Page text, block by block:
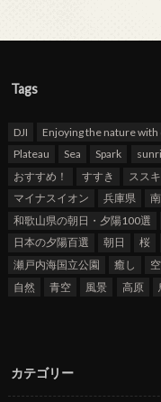
Tags
DJI Enjoying the nature with
Plateau
Sea Spark
おすすめ！
すすき ススキ
マイナスイオン
兵庫県
和歌山県の朝日・夕陽100選
日本の夕陽百選
朝日 桜
瀬戸内海国立公園
癒し
自然
青空 風景 高原
カテゴリー